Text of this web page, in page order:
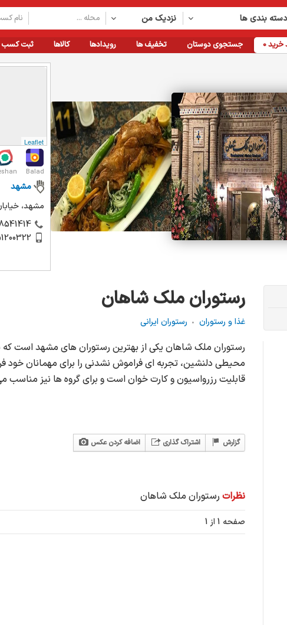
نزدیک من بندی ها
ثبت کسب کالاها رویدادها تخفیف ها جستجوی دوستان خرید0
Leaflet
Balad
مشهد
مشهد،
رستوران ملک شاهان
غذا و رستوران
رستوران ایرانی
رستوران ملک شاهان یکی از بهترین رستوران های مشهد است که با
محیطی دلنشین، تجربه ای فراموش نشدنی را برای مهمانان خود
قابلیت رزرواسیون و کارت خوان است و برای گروه ها نیز مناسب
اضافه کردن عکس اشتراک گذاری گزارش
نظرات رستوران ملک شاهان
صفحه 1 از 1